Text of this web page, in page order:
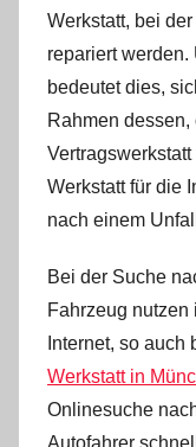
Werkstatt, bei
repariert werden.
bedeutet dies,
Rahmen
Werkstatt für die
nach einem
Bei der Suche
Fahrzeug nutzen
Internet, so
Werkstatt in
Onlinesuche
Autofahrer